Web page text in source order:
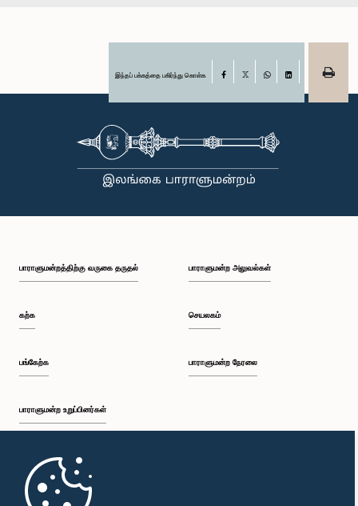
இந்தப் பக்கத்தை பகிர்ந்து கொள்க Facebook
பாராளுமன்றத்திற்கு வருகை தருதல்
கற்க
பங்கேற்க
பாராளுமன்ற உறுப்பினர்கள்
முதற்பக்கம்
பாராளுமன்ற அலுவல்கள்
செயலகம்
பாராளுமன்ற நேரலை